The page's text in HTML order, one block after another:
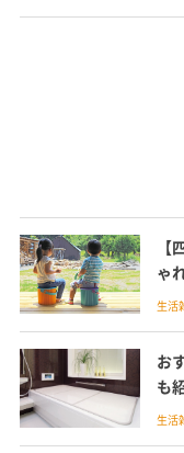
ゃ
生活
お
も
生活